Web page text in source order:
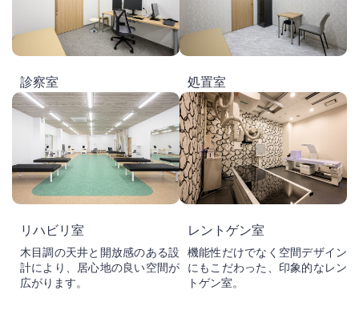
診察室 処置室
リハビリ室
木目調の天井と開放感のある設
計により、居心地の良い空間が
広がります。
レントゲン室
機能性だけでなく空間デザイン
にもこだわった、印象的なレン
トゲン室。